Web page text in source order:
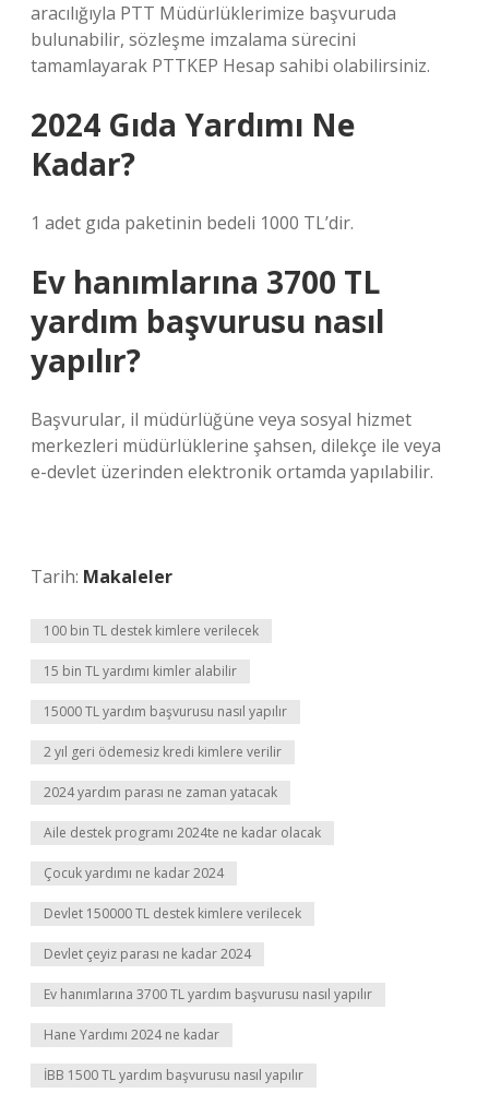
aracılığıyla PTT Müdürlüklerimize başvuruda
bulunabilir, sözleşme imzalama sürecini
tamamlayarak PTTKEP Hesap sahibi olabilirsiniz.
2024 Gıda Yardımı Ne
Kadar?
1 adet gıda paketinin bedeli 1000 TL’dir.
Ev hanımlarına 3700 TL
yardım başvurusu nasıl
yapılır?
Başvurular, il müdürlüğüne veya sosyal hizmet
merkezleri müdürlüklerine şahsen, dilekçe ile veya
e-devlet üzerinden elektronik ortamda yapılabilir.
Tarih: Makaleler
100 bin TL destek kimlere verilecek
15 bin TL yardımı kimler alabilir
15000 TL yardım başvurusu nasıl yapılır
2 yıl geri ödemesiz kredi kimlere verilir
2024 yardım parası ne zaman yatacak
Aile destek programı 2024te ne kadar olacak
Çocuk yardımı ne kadar 2024
Devlet 150000 TL destek kimlere verilecek
Devlet çeyiz parası ne kadar 2024
Ev hanımlarına 3700 TL yardım başvurusu nasıl yapılır
Hane Yardımı 2024 ne kadar
İBB 1500 TL yardım başvurusu nasıl yapılır